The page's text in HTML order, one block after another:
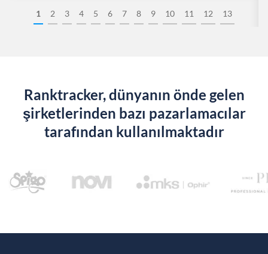
1 2 3 4 5 6 7 8 9 10 11 12 13
Ranktracker, dünyanın önde gelen
şirketlerinden bazı pazarlamacılar
tarafından kullanılmaktadır